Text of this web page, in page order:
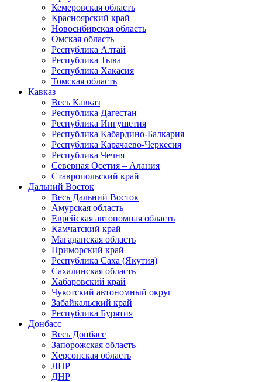
Кемеровская область
Красноярский край
Новосибирская область
Омская область
Республика Алтай
Республика Тыва
Республика Хакасия
Томская область
Кавказ
Весь Кавказ
Республика Дагестан
Республика Ингушетия
Республика Кабардино-Балкария
Республика Карачаево-Черкесия
Республика Чечня
Северная Осетия – Алания
Ставропольский край
Дальний Восток
Весь Дальний Восток
Амурская область
Еврейская автономная область
Камчатский край
Магаданская область
Приморский край
Республика Саха (Якутия)
Сахалинская область
Хабаровский край
Чукотский автономный округ
Забайкальский край
Республика Бурятия
Донбасс
Весь Донбасс
Запорожская область
Херсонская область
ЛНР
ДНР